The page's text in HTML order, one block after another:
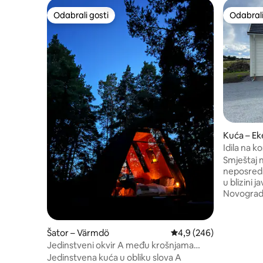
Odabrali gosti
Odabrali gosti
Šator – Värmdö Prosječna ocjena: 4,9/
4,9 (246)
Jedinstveni okvir A među krošnjama
drveća
Jedinstvena kuća u obliku slova A
Kuća –
Idila na
Smještaj
u blizini